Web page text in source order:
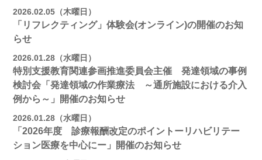
2026.02.05（木曜日）
「リフレクティング」体験会(オンライン)の開催のお知
らせ
2026.01.28（水曜日）
特別支援教育関連参画推進委員会主催 発達領域の事例
検討会「発達領域の作業療法 ～通所施設における介入
例から～」開催のお知らせ
2026.01.28（水曜日）
「2026年度 診療報酬改定のポイントーリハビリテー
ション医療を中心にー」開催のお知らせ